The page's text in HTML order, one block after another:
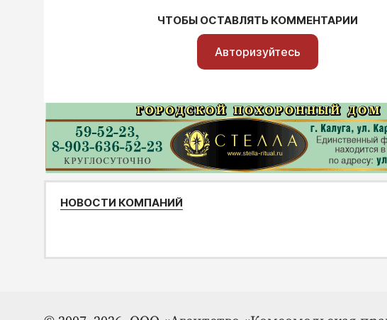
ЧТОБЫ ОСТАВЛЯТЬ КОММЕНТАРИИ
Авторизуйтесь
НОВОСТИ КОМПАНИЙ